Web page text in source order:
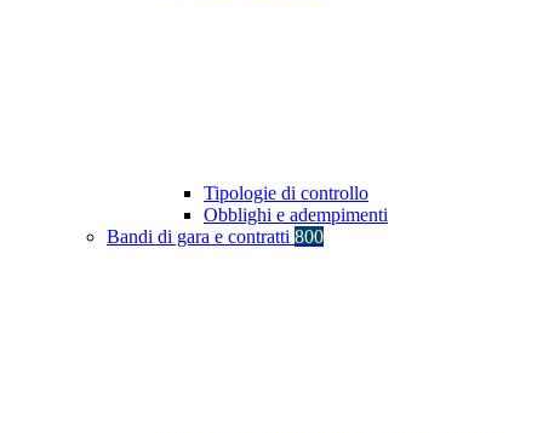
Tipologie di controllo
Obblighi e adempimenti
Bandi di gara e contratti 800